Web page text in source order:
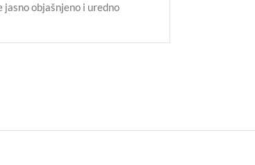
jasno objašnjeno i uredno